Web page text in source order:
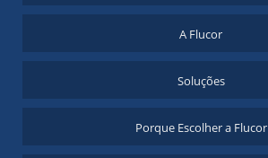
A Flucor
Soluções
Porque Escolher a Flucor